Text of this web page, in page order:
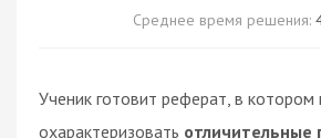
Среднее время решения:
Ученик готовит реферат, в котором
охарактеризовать отличительные